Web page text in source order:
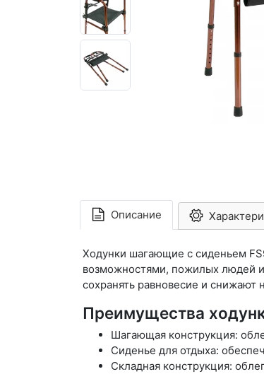
Описание
Ходунки шагающие с сиденьем
возможностями, пожилых людей
сохранять равновесие и снижают
Преимущества
Шагающая конструкция:
Сиденье для отдыха:
Складная конструкция: